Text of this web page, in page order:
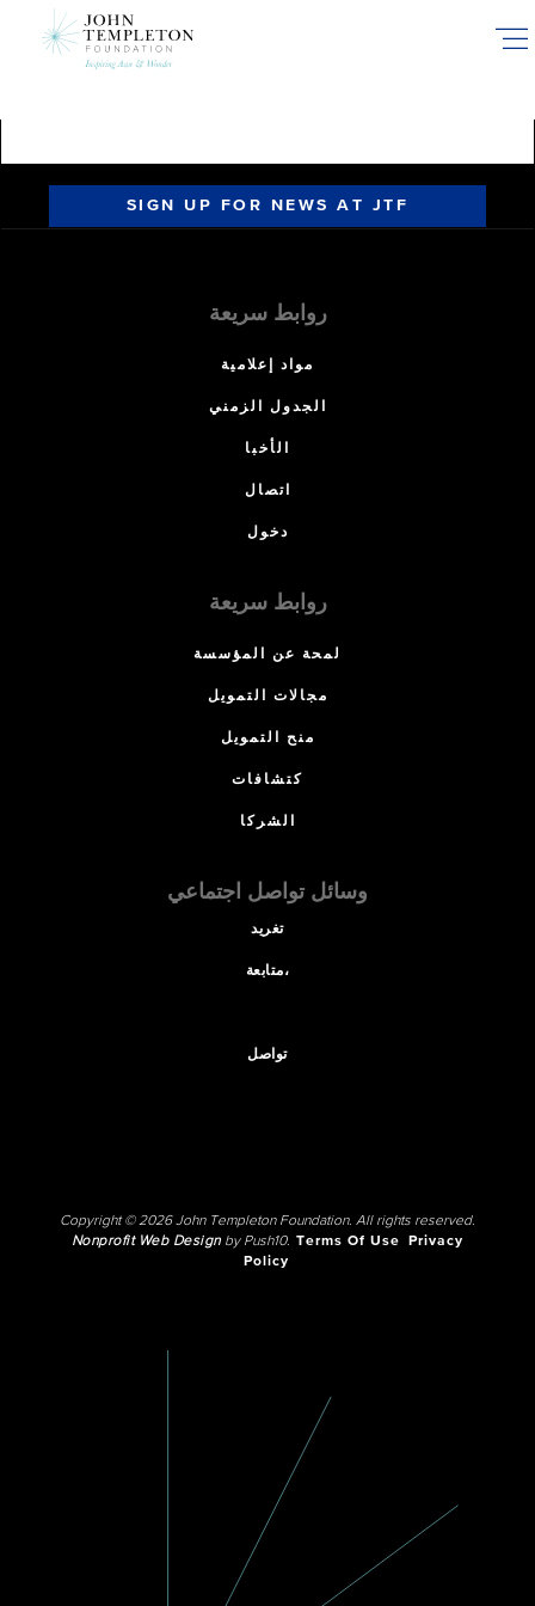
SIGN UP FOR NEWS AT JTF
روابط سريعة
مواد إعلامية
الجدول الزمني
الأخبا
اتصال
دخول
روابط سريعة
لمحة عن المؤسسة
مجالات التمويل
منح التمويل
كتشافات
الشركا
وسائل تواصل اجتماعي
تغريد
متابعة،
تواصل
Copyright © 2026 John Templeton Foundation. All rights reserved.
Nonprofit Web Designby Push10. Terms Of Use
Privacy
Policy